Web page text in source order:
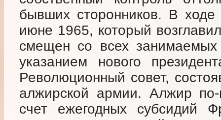
бывших сторонников. В ходе
июне 1965, который
смещен со всех занимаемых
указанием нового
Революционный совет,
алжирской армии. Алжир
счет ежегодных субсидий